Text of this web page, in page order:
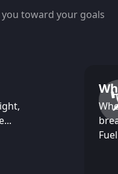
toward your goals